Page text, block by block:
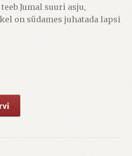
Jumal suuri asju,
on südames juhatada lapsi